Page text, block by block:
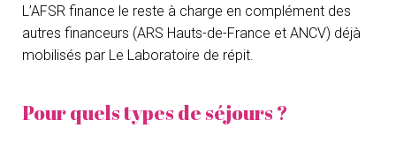
L’AFSR finance le reste à charge en complément des
autres financeurs (ARS Hauts-de-France et ANCV) déjà
mobilisés par Le Laboratoire de répit.
Pour quels types de séjours ?